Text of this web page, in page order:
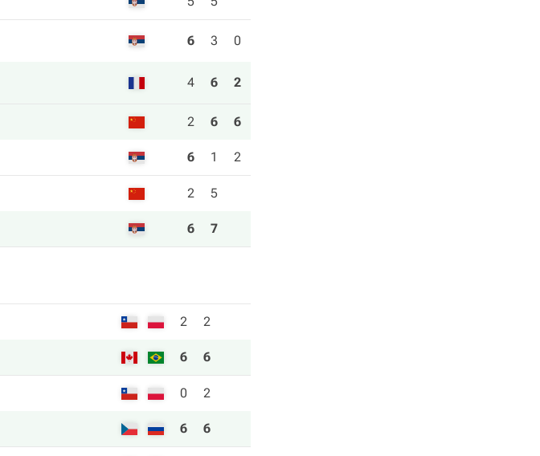
6 3 0
4 6 2
2 6 6
6 1 2
2 5
6 7
2 2
6 6
0 2
6 6